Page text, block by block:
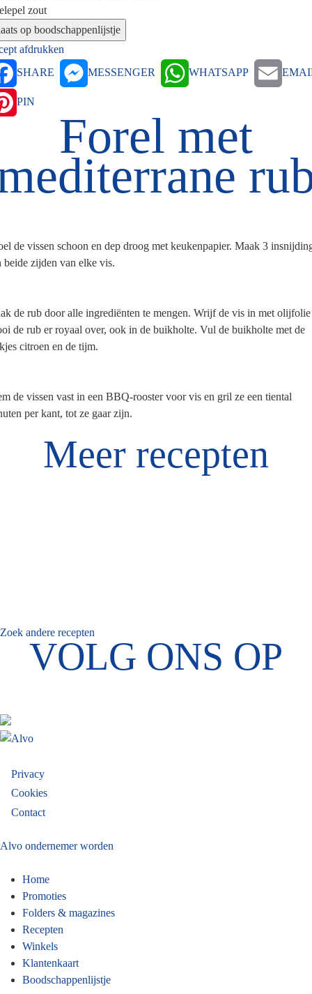
zout
afdrukken
SHARE
MESSENGER WHATSAPP
PIN
Forel met
de vissen schoon en dep droog met keukenpapier. Maak 3
beide zijden van elke vis.
de rub door alle ingrediënten te mengen. Wrijf de vis in met olijfolie
de rub er royaal over, ook in de buikholte. Vul de buikholte met de
citroen en de tijm.
de vissen vast in een BBQ-rooster voor vis en gril ze een tiental
per kant, tot ze gaar zijn.
Meer recepten
Zoek andere recepten
VOLG ONS OP
Footer
menu
Privacy
Cookies
Contact
Alvo ondernemer worden
Home
Promoties
Folders & magazines
Recepten
Winkels
Klantenkaart
Boodschappenlijstje